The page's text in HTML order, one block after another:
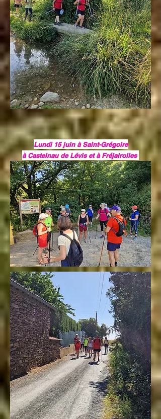
Lundi 15 juin à Saint-Grégoire
à Castelnau de Lévis et à Fréjairolles